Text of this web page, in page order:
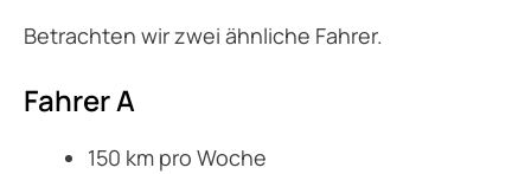
Betrachten wir zwei ähnliche Fahrer.
Fahrer A
150 km pro Woche